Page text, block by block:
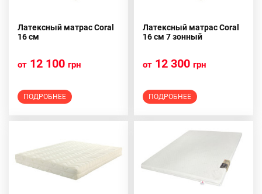
Латексный матрас Coral
16 см
от 12 100 грн
ПОДРОБНЕЕ
Латексный матрас Coral
16 см 7 зонный
от 12 300 грн
ПОДРОБНЕЕ